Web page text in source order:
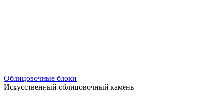
Облицовочные блоки
Искусственный облицовочный камень